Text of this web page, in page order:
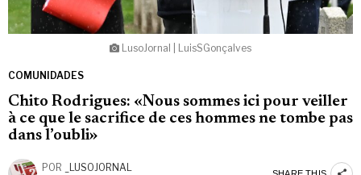
LusoJornal | LuisSGonçalves
COMUNIDADES
Chito Rodrigues: «Nous sommes ici pour veiller
à ce que le sacrifice de ces hommes ne tombe pas
dans l’oubli»
POR _LUSOJORNAL